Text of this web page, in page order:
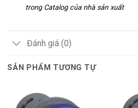
trong Catalog của nhà sản xuất
Đánh giá (0)
SẢN PHẨM TƯƠNG TỰ